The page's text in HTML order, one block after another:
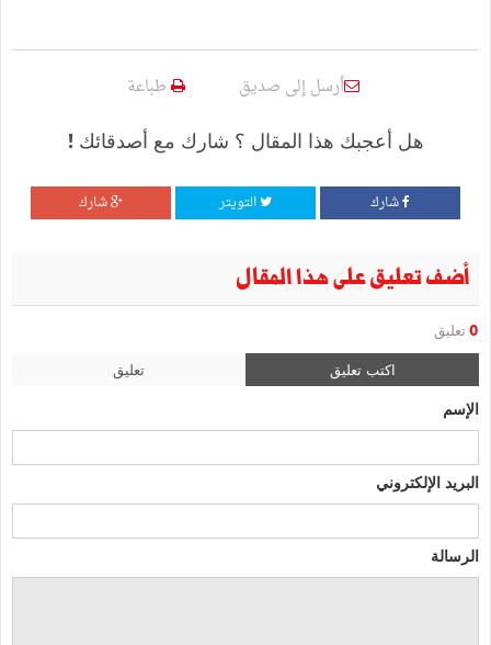
أرسل إلى صديق طباعة
هل أعجبك هذا المقال ؟ شارك مع أصدقائك !
شارك التويتر شارك
أضف تعليق على هذا المقال
0 تعليق
اكتب تعليق تعليق
الإسم
البريد الإلكتروني
الرسالة